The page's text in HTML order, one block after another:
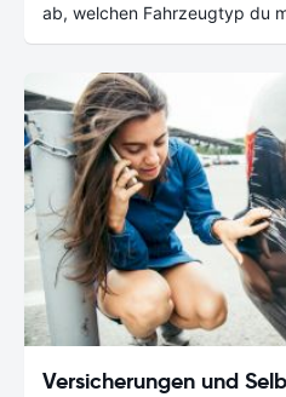
ab, welchen Fahrzeugtyp du
Versicherungen und